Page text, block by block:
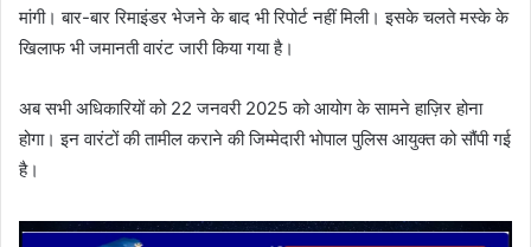
मांगी। बार-बार रिमाइंडर भेजने के बाद भी रिपोर्ट नहीं मिली। इसके चलते मस्के के
खिलाफ भी जमानती वारंट जारी किया गया है।
अब सभी अधिकारियों को 22 जनवरी 2025 को आयोग के सामने हाज़िर होना
होगा। इन वारंटों की तामील कराने की जिम्मेदारी भोपाल पुलिस आयुक्त को सौंपी गई
है।